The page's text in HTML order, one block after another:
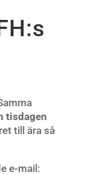
tisdagen
till ära så
e-mail: